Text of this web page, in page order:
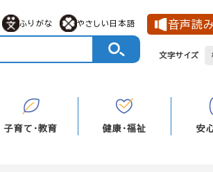
ふりがな やさしい日本語 音声読
文字サイズ
子育て・教育 健康・福祉 安